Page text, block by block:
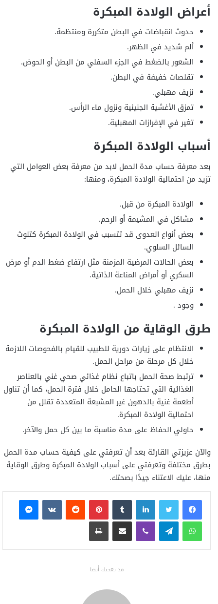
أعراض الولادة المبكرة
حدوث انقباضات في البطن متكررة ومنتظمة.
ألم شديد في الظهر.
الشعور بالضغط في الجزء السفلي من البطن أو الحوض.
تقلصات خفيفة في البطن.
نزيف مهبلي.
تمزق الأغشية الجنينية ونزول ماء الرأس.
تغير في الإفرازات المهبلية.
أسباب الولادة المبكرة
بعد معرفة حساب مدة الحمل لابد من معرفة بعض العوامل التي
تزيد من احتمالية الولادة المبكرة، ومنها:
الولادة المبكرة من قبل.
مشاكل في المشيمة أو الرحم.
بعض أنواع العدوى قد تتسبب في الولادة المبكرة كتلوث
السائل السلوي.
بعض الحالات المرضية المزمنة مثل ارتفاع ضغط الدم أو مرض
السكري أو أمراض المناعة الذاتية.
نزيف مهبلي خلال الحمل.
وجود .
طرق الوقاية من الولادة المبكرة
الانتظام على زيارات دورية للطبيب للقيام بالفحوصات اللازمة
خلال كل مرحلة من مراحل الحمل.
ترتبط صحة الحمل باتباع نظام غذائي صحي غني بالعناصر
الغذائية التي تحتاجها الحامل خلال فترة الحمل، كما أن تناول
أطعمة غنية بالدهون غير المشبعة المتعددة تقلل من
احتمالية الولادة المبكرة.
حاولي الحفاظ على مدة مناسبة ما بين كل حمل والآخر.
والآن عزيزتي القارئة بعد أن تعرفتي على كيفية حساب مدة الحمل
بطرق مختلفة وتعرفتي على أسباب الولادة المبكرة وطرق الوقاية
منها، عليك الاعتناء جيدًا بصحتك.
فيسبوكتويتر لينكدإن بينتيريست
ماسنجر
واتساب تيلقرام ڤايبر مشاركة عبر البريد طباعة
قد يعجبك أيضا